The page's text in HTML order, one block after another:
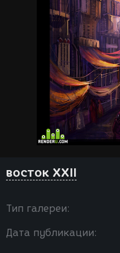
восток XXII
Тип галереи:
Дата публикации: